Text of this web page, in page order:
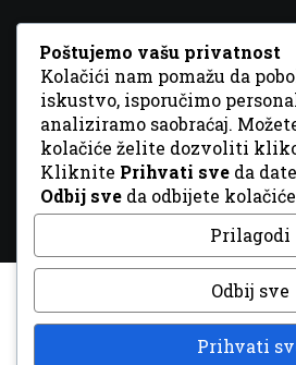
© 2026 Sva prava zadržana.
Poštujemo vašu privatnost
Kolačići nam pomažu da
iskustvo, isporučimo
analiziramo saobraćaj.
kolačiće želite dozvoliti
Kliknite Prihvati sve da
Odbij sve da odbijete
Prilagodi
Odbij sve
Prihvati